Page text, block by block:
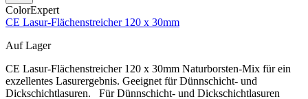
ColorExpert
CE Lasur-Flächenstreicher 120 x 30mm
Auf Lager
CE Lasur-Flächenstreicher 120 x 30mm Naturborsten-Mix für ein
exzellentes Lasurergebnis. Geeignet für Dünnschicht- und
Dickschichtlasuren. Für Dünnschicht- und Dickschichtlasuren